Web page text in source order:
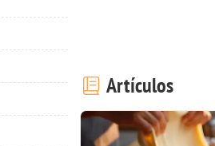
Artículos